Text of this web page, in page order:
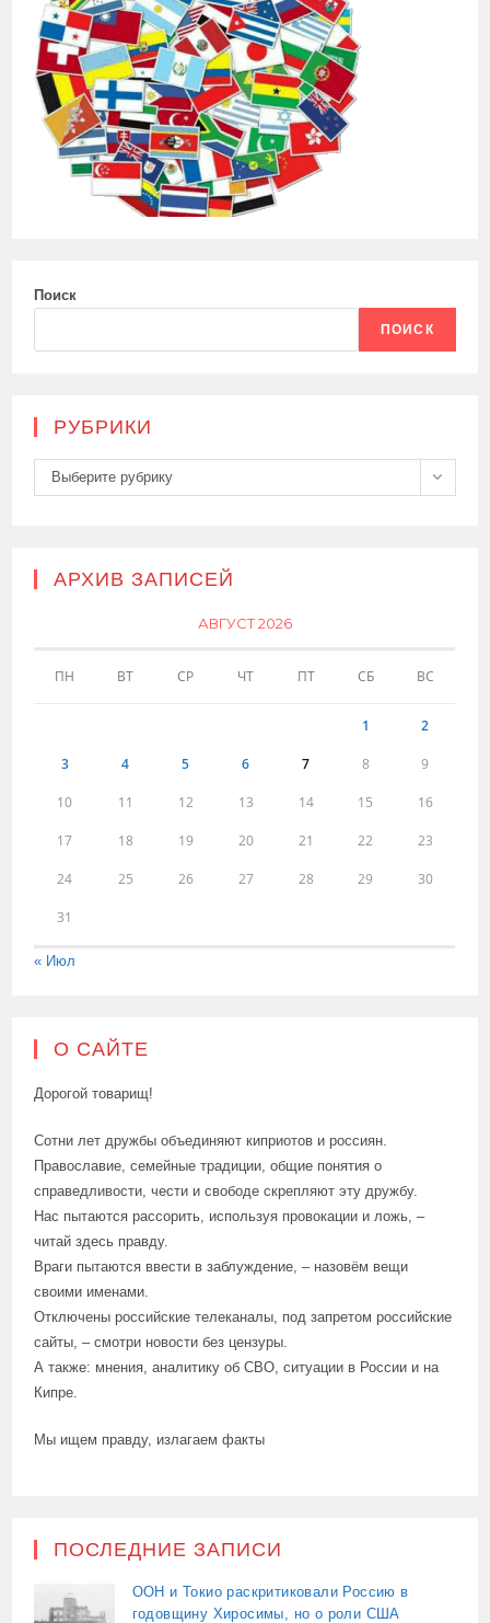
Поиск
ПОИСК
РУБРИКИ
Рубрики
Выберите рубрику
АРХИВ ЗАПИСЕЙ
АВГУСТ 2026
ПН ВТ СР ЧТ ПТ СБ ВС
1 2
3 4 5 6 7 8 9
10 11 12 13 14 15 16
17 18 19 20 21 22 23
24 25 26 27 28 29 30
31
« Июл
О САЙТЕ
Дорогой товарищ!
Сотни лет дружбы объединяют киприотов и россиян.
Православие, семейные традиции, общие понятия о
справедливости, чести и свободе скрепляют эту дружбу.
Нас пытаются рассорить, используя провокации и ложь, –
читай здесь правду.
Враги пытаются ввести в заблуждение, – назовём вещи
своими именами.
Отключены российские телеканалы, под запретом российские
сайты, – смотри новости без цензуры.
А также: мнения, аналитику об СВО, ситуации в России и на
Кипре.
Мы ищем правду, излагаем факты
ПОСЛЕДНИЕ ЗАПИСИ
ООН и Токио раскритиковали Россию в
годовщину Хиросимы, но о роли США